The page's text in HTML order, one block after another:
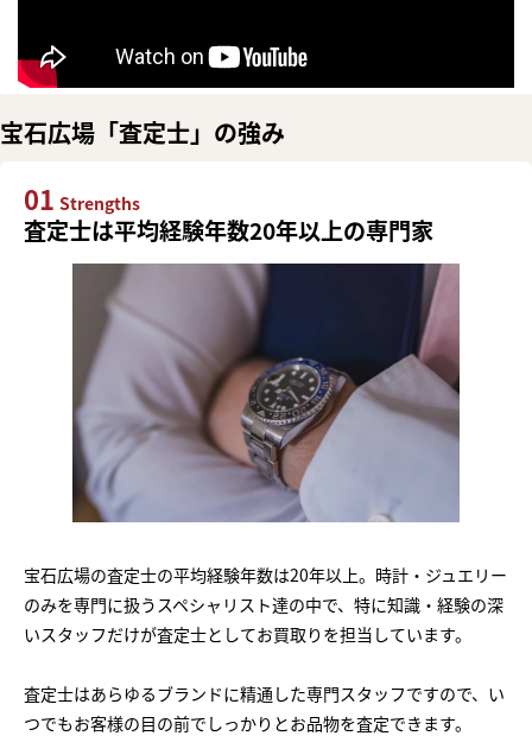
宝石広場「査定士」の強み
01 Strengths
査定士は平均経験年数20年以上の専門家
宝石広場の査定士の平均経験年数は20年以上。時計・ジュエリー
のみを専門に扱うスペシャリスト達の中で、特に知識・経験の深
いスタッフだけが査定士としてお買取りを担当しています。
査定士はあらゆるブランドに精通した専門スタッフですので、い
つでもお客様の目の前でしっかりとお品物を査定できます。